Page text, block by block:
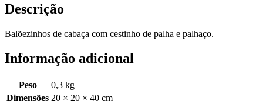
Descrição
Balõezinhos de cabaça com cestinho de palha e palhaço.
Informação adicional
Peso
0,3 kg
Dimensões 20 × 20 × 40 cm